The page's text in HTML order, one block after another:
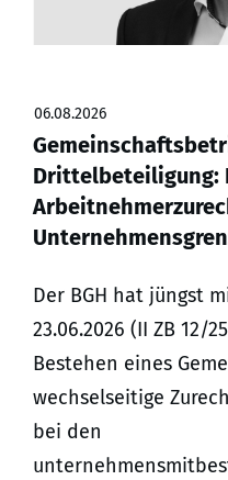
06.08.2026
Drittelbeteiligung:
Der BGH hat jüngst
23.06.2026 (II ZB 12/
Bestehen eines
wechselseitige
bei den